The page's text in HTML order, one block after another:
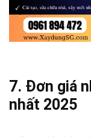
7. Đơn giá
nhất 2025